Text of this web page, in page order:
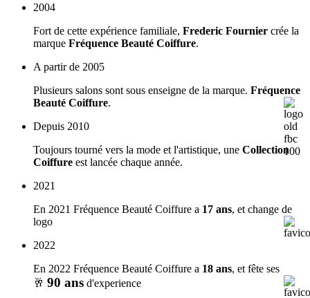
2004
Fort de cette expérience familiale, Frederic Fournier crée la
marque Fréquence Beauté Coiffure.
A partir de 2005
Plusieurs salons sont sous enseigne de la marque. Fréquence
Beauté Coiffure.
Depuis 2010
Toujours tourné vers la mode et l'artistique, une Collection
Coiffure est lancée chaque année.
2021
En 2021 Fréquence Beauté Coiffure a 17 ans, et change de
logo
2022
En 2022 Fréquence Beauté Coiffure a 18 ans, et fête ses
🥂 90 ans d'experience